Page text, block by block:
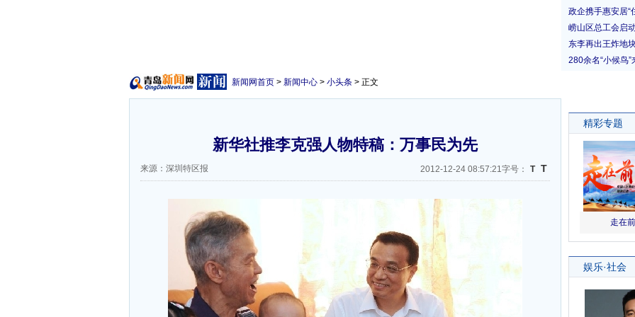
新闻网首页 > 新闻中心 > 小头条 > 正文
新华社推李克强人物特稿：万事民为先
来源：深圳特区报 2012-12-24 08:57:21字号： T T